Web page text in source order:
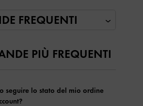
PIÙ FREQUENTI
seguire lo stato del mio ordine